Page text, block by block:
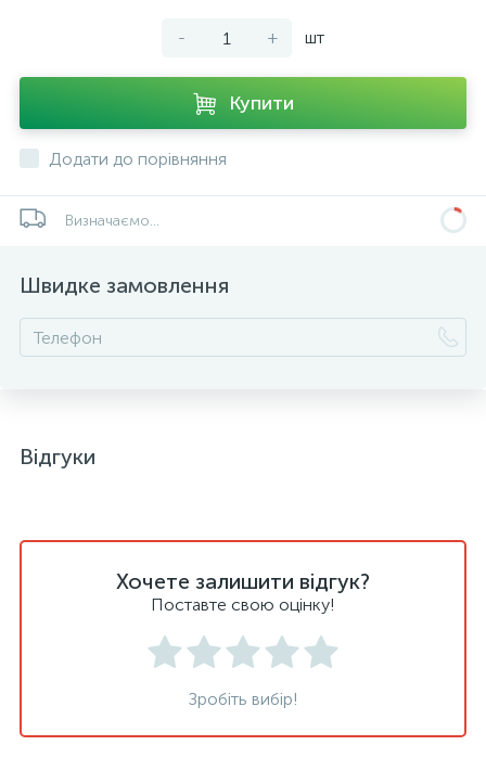
- + шт
Купити
Додати до порівняння
Визначаємо...
Швидке замовлення
Відгуки
Хочете залишити відгук?
Поставте свою оцінку!
Зробіть вибір!